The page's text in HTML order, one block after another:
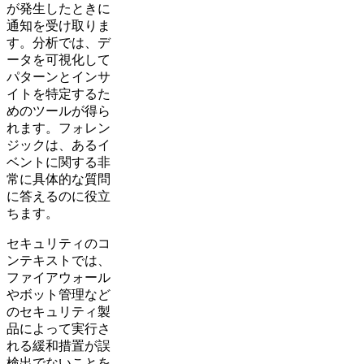
が発生したときに
通知を受け取りま
す。分析では、デ
ータを可視化して
パターンとインサ
イトを特定するた
めのツールが得ら
れます。フォレン
ジックは、あるイ
ベントに関する非
常に具体的な質問
に答えるのに役立
ちます。
セキュリティのコ
ンテキストでは、
ファイアウォール
やボット管理など
のセキュリティ製
品によって実行さ
れる緩和措置が誤